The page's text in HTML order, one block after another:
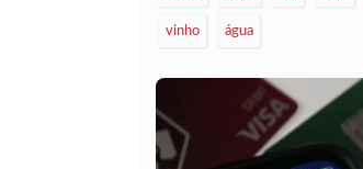
vinho água